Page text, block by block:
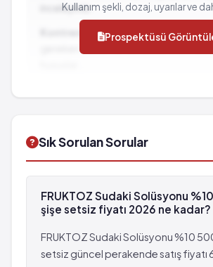
inceleyiniz.
Kontrendikasyonlar:İlacın
gereken durumlar ve dikkat edilmesi
Kullanım şekli, dozaj, uyarılar ve
Prospektüsü
Sık Sorulan Sorular
FRUKTOZ Sudaki Solüsyonu
şişe setsiz fiyatı 2026 ne kadar?
FRUKTOZ Sudaki Solüsyonu %10
setsiz güncel perakende satış fiyatı